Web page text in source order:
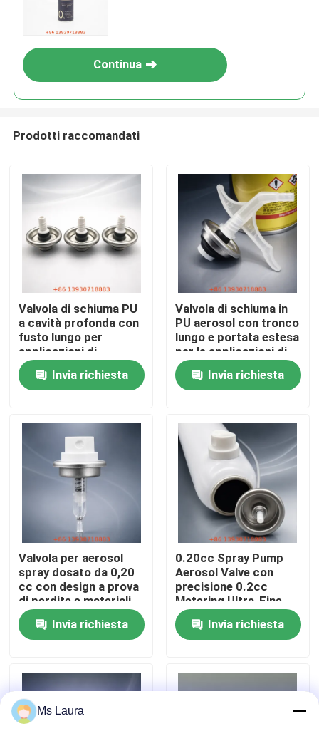
Casa
Prodotti
Circa noi
Giro della fabbrica
Controllo di qualità
Contatto Stati Uniti
Notizie
Valvola a gas del butano
Continua
Prodotti raccomandati
Valvola di schiuma PU
a cavità profonda con
fusto lungo per
applicazioni di
schiuma ad alta
pressione da un
pollice
Invia richiesta
Valvola di schiuma in
PU aerosol con tronco
lungo e portata estesa
per le applicazioni di
schiuma ad alta
pressioneInvia richiesta
Valvola per aerosol
spray dosato da 0,20
cc con design a prova
di perdite e materiali
di grado medico per
un dosaggio di
precisione
Invia richiesta
0.20cc Spray Pump
Aerosol Valve con
precisione 0.2cc
Metering Ultra-Fine
Mist Nozzle e
Compatibilità Bag-on-
Valve
Invia richiesta
Ms Laura